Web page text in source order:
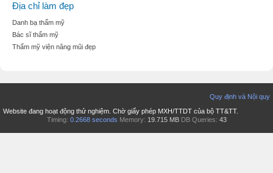
Địa chỉ làm đẹp
Danh bạ thẩm mỹ
Bác sĩ thẩm mỹ
Thẩm mỹ viện nâng mũi đẹp
Quy định và Nội quy
Website đang hoạt động thử nghiệm. Chờ giấy phép MXH/TTDT của bộ TT&TT.
Timing: 0.2668 seconds Memory: 19.715 MB DB Queries: 43